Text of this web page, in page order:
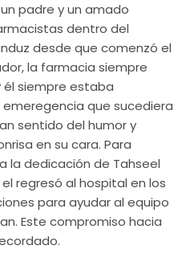
padre y un amado
dentro del
desde que comenzó el
la farmacia siempre
siempre estaba
que sucediera
sentido del humor y
en su cara. Para
la dedicación de Tahseel
regresó al hospital en los
para ayudar al equipo
Este compromiso hacia